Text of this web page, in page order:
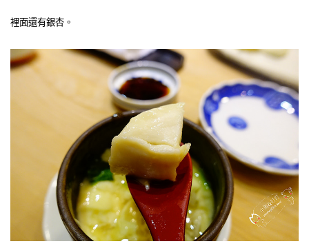
裡面還有銀杏。